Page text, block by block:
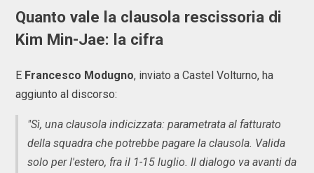
Quanto vale la clausola rescissoria di
Kim Min-Jae: la cifra
E Francesco Modugno, inviato a Castel Volturno, ha
aggiunto al discorso:
"Sì, una clausola indicizzata: parametrata al fatturato
della squadra che potrebbe pagare la clausola. Valida
solo per l'estero, fra il 1-15 luglio. Il dialogo va avanti da